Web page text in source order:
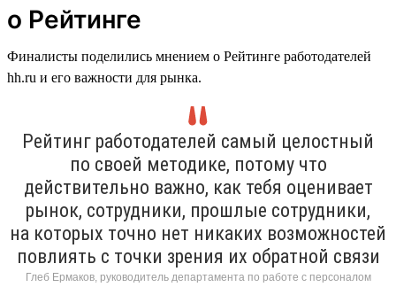
о Рейтинге
Финалисты поделились мнением о Рейтинге работодателей
hh.ru и его важности для рынка.
Рейтинг работодателей самый целостный
по своей методике, потому что
действительно важно, как тебя оценивает
рынок, сотрудники, прошлые сотрудники,
на которых точно нет никаких возможностей
повлиять с точки зрения их обратной связи
Глеб Ермаков, руководитель департамента по работе с персоналом